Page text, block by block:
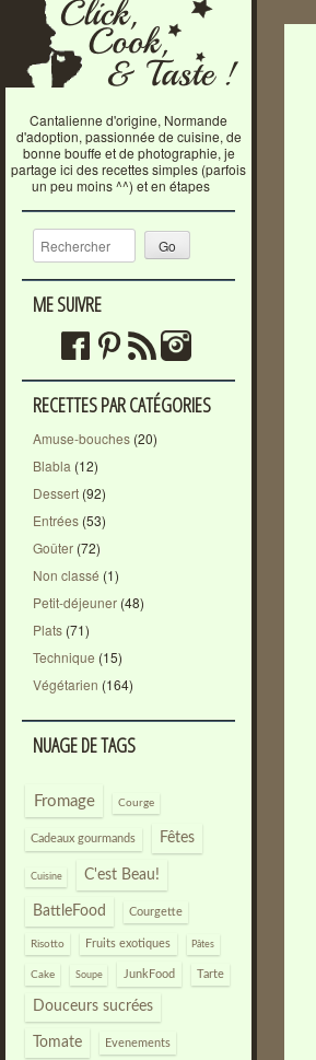
Cantalienne d'origine, Normande
d'adoption, passionnée de cuisine, de
bonne bouffe et de photographie, je
partage ici des recettes simples (parfois
un peu moins ^^) et en étapes
Recherche
ME SUIVRE
RECETTES PAR CATÉGORIES
Amuse-bouches (20)
Blabla (12)
Dessert (92)
Entrées (53)
Goûter (72)
Non classé (1)
Petit-déjeuner (48)
Plats (71)
Technique (15)
Végétarien (164)
NUAGE DE TAGS
Fromage Courge
Cadeaux gourmands Fêtes
Cuisine C'est Beau!
BattleFood Courgette
Risotto Fruits exotiques Pâtes
Cake Soupe JunkFood Tarte
Douceurs sucrées
Tomate Evenements